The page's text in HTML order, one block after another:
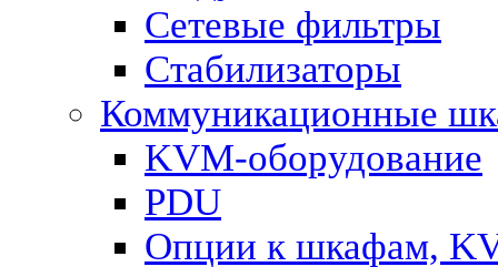
Сетевые фильтры
Стабилизаторы
Коммуникационные
KVM-оборудование
PDU
Опции к шкафам,